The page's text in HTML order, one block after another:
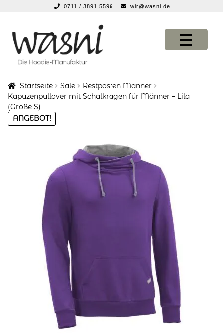
0711 / 3891 5596 wir@wasni.de
Navigation
springen
Inhalt
springen
KONFIGURATOR
KONFIGURATOR
SHOP
Startseite Sale
Restposten Männer
Kapuzenpullover mit Schalkragen für Männer – Lila
(Größe S)
ANGEBOT!